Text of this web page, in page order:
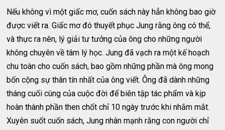
Nếu không vì một giấc mơ, cuốn sách này hẳn không bao giờ
được viết ra. Giấc mơ đó thuyết phục Jung rằng ông có thể,
và thực ra nên, lý giải tư tưởng của ông cho những người
không chuyên về tâm lý học. Jung đã vạch ra một kế hoạch
chu toàn cho cuốn sách, bao gồm những phần mà ông mong
bốn cộng sự thân tín nhất của ông viết. Ông đã dành những
tháng cuối cùng của cuộc đời để biên tập tác phẩm và kịp
hoàn thành phần then chốt chỉ 10 ngày trước khi nhắm mắt.
Xuyên suốt cuốn sách, Jung nhân mạnh rằng con người chỉ